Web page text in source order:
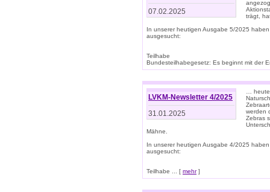
07.02.2025
trägt,
In unserer heutigen Ausgabe 5/2025
ausgesucht:
Teilhabe
Bundesteilhabegesetz: Es beginnt mit der
LVKM-Newsletter 4/2025
31.01.2025
…
werden
Zebras
Mähne.
In unserer heutigen Ausgabe 4/2025
ausgesucht:
Teilhabe ... [ mehr]